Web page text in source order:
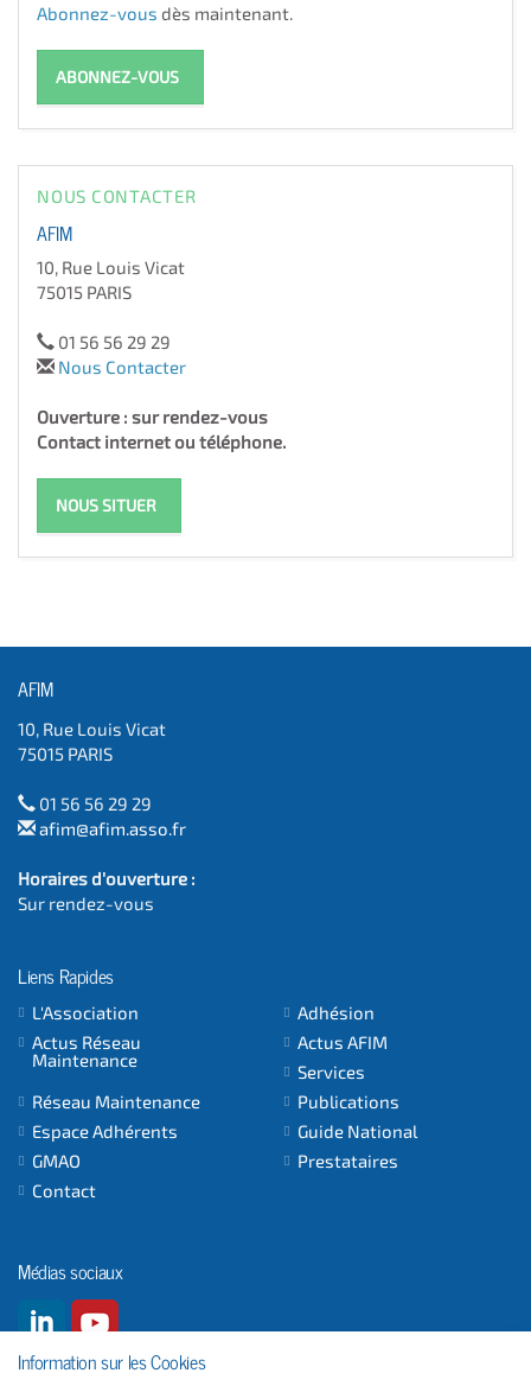
Abonnez-vous dès maintenant.
ABONNEZ-VOUS
NOUS CONTACTER
AFIM
10, Rue Louis Vicat
75015 PARIS
01 56 56 29 29
Nous Contacter
Ouverture : sur rendez-vous
Contact internet ou téléphone.
NOUS SITUER
AFIM
10, Rue Louis Vicat
75015 PARIS
01 56 56 29 29
afim@afim.asso.fr
Horaires d'ouverture :
Sur rendez-vous
Liens Rapides
L'Association
Adhésion
Actus Réseau
Maintenance
Actus AFIM
Services
Réseau Maintenance
Publications
Espace Adhérents
Guide National
GMAO
Prestataires
Contact
Médias sociaux
Information sur les Cookies